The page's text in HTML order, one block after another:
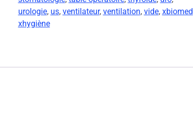
urologie, us, ventilateur, ventilation, vide, xbiomed
xhygiène